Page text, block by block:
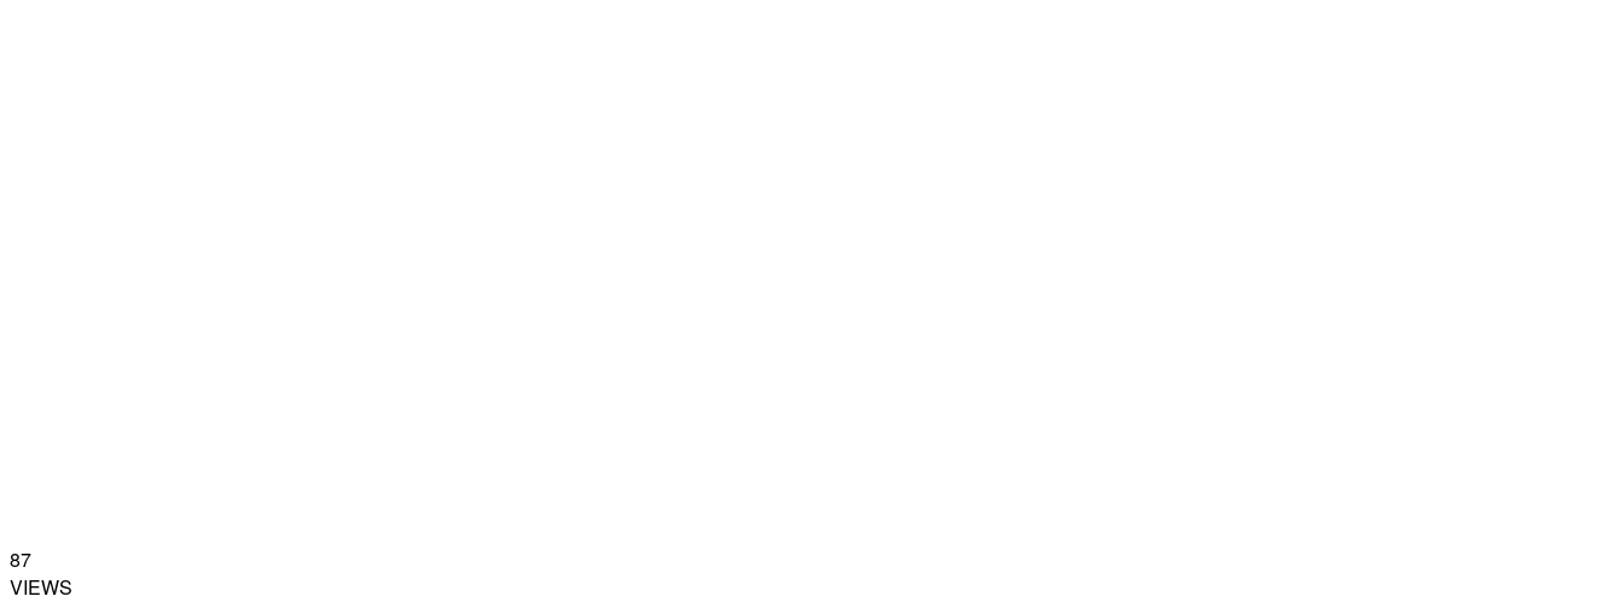
87
VIEWS